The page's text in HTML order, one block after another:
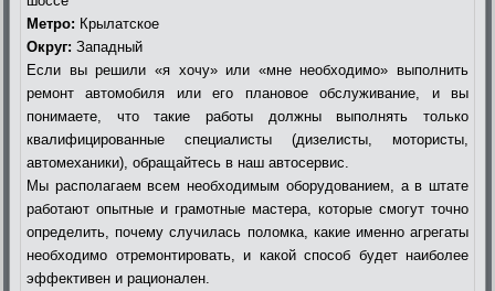
Метро: Крылатское
Округ: Западный
Если вы решили «я хочу» или «мне необходимо» выполнить
ремонт автомобиля или его плановое обслуживание, и вы
понимаете, что такие работы должны выполнять только
квалифицированные специалисты (дизелисты, мотористы,
автомеханики), обращайтесь в наш автосервис.
Мы располагаем всем необходимым оборудованием, а в штате
работают опытные и грамотные мастера, которые смогут точно
определить, почему случилась поломка, какие именно агрегаты
необходимо отремонтировать, и какой способ будет наиболее
эффективен и рационален.